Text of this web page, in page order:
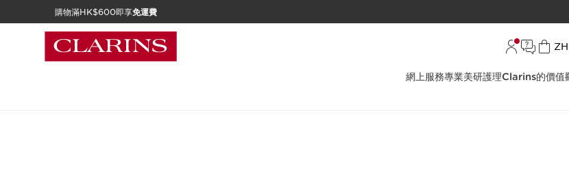
購物滿HK$600即享免運費
語言
ZH
網上服務專業美研護理Clarins的價值